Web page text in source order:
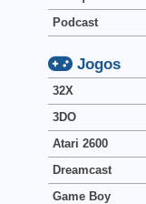
Podcast
Jogos
32X
3DO
Atari 2600
Dreamcast
Game Boy